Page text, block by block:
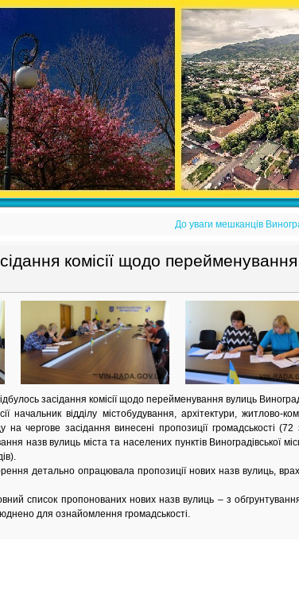
До уваги мешканців
комісії щодо
засідання комісії щодо перейменування вулиць
начальник відділу містобудування, архітектури, житлово-
на чергове засідання винесені пропозиції громадськості
назв вулиць міста та населених пунктів Виноградівської
детально опрацювала пропозиції нових назв вулиць,
список пропонованих нових назв вулиць – з
для ознайомлення громадськості.